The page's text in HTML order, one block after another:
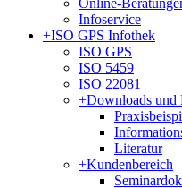
Online-
Infoservice
+ISO GPS Infothek
ISO GPS
ISO 5459
ISO 22081
+Downloads und
Literatur
+Kundenbereich